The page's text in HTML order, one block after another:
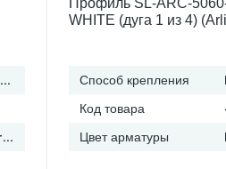
Встраиваемый
Серебристый
Профиль SL-ARC-
WHITE (дуга 1 из 4)
Способ крепления
Код товара
Цвет арматуры